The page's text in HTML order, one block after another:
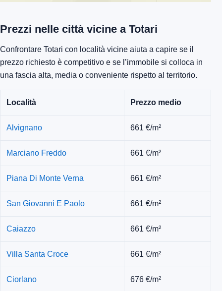
Prezzi nelle città vicine a Totari
Confrontare Totari con località vicine aiuta a capire se il
prezzo richiesto è competitivo e se l’immobile si colloca in
una fascia alta, media o conveniente rispetto al territorio.
Località Prezzo medio
Alvignano 661 €/m²
Marciano Freddo 661 €/m²
Piana Di Monte Verna 661 €/m²
San Giovanni E Paolo 661 €/m²
Caiazzo 661 €/m²
Villa Santa Croce 661 €/m²
Ciorlano 676 €/m²